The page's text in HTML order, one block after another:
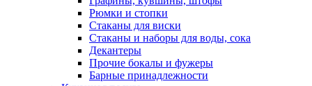
Рюмки и стопки
Стаканы для виски
Стаканы и наборы для воды, сока
Декантеры
Прочие бокалы и фужеры
Барные принадлежности